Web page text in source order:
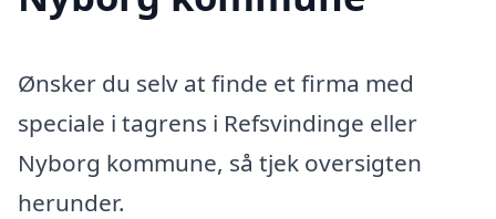
Ønsker du selv at finde et firma med
speciale i tagrens i Refsvindinge eller
Nyborg kommune, så tjek oversigten
herunder.